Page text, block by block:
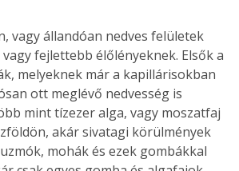
vagy állandóan nedves felületek
fejlettebb élőlényeknek. Elsők a
melyeknek már a kapillárisokban
ott meglévő nedvesség is
mint tízezer alga, vagy moszatfaj
akár sivatagi körülmények
mohák és ezek gombákkal